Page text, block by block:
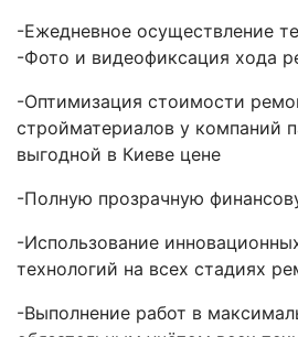
-Ежедневное осуществление
-Фото и видеофиксация хода
-Оптимизация стоимости
стройматериалов у компаний
выгодной в Киеве цене
-Полную прозрачную
-Использование
технологий на всех стадиях
-Выполнение работ в